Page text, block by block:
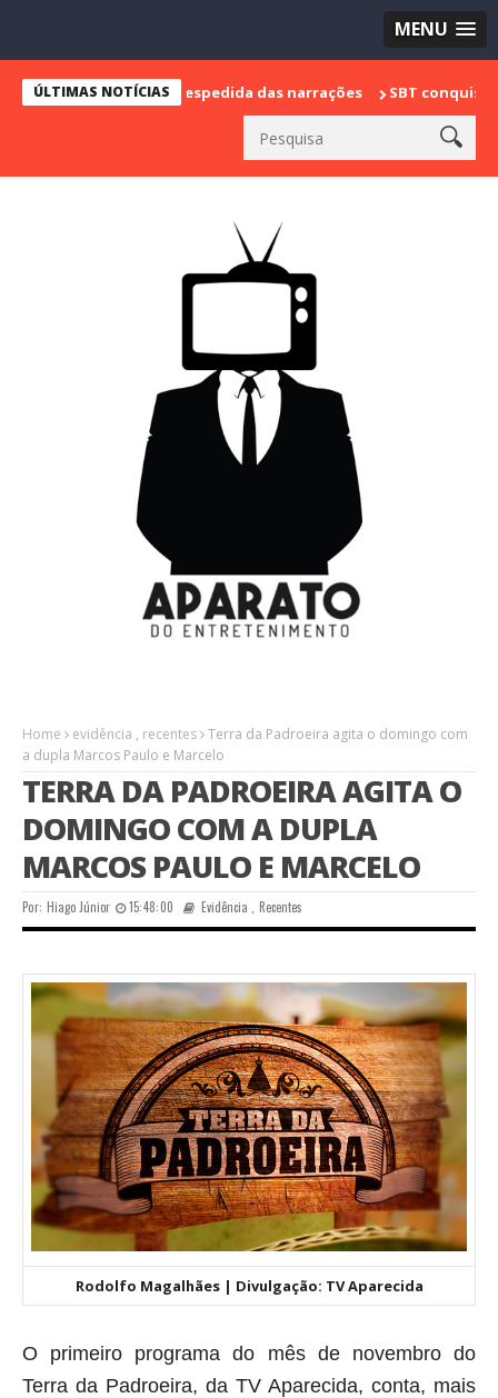
MENU
ÚLTIMAS NOTÍCIAS
marca sua despedida das narrações SBT conquista a vice
Home evidência , recentes Terra da Padroeira agita o domingo com
a dupla Marcos Paulo e Marcelo
TERRA DA PADROEIRA AGITA O
DOMINGO COM A DUPLA
MARCOS PAULO E MARCELO
Por: Hiago Júnior 15:48:00 Evidência ,Recentes
Rodolfo Magalhães | Divulgação: TV Aparecida
O primeiro programa do mês de novembro do
Terra da Padroeira, da TV Aparecida, conta, mais